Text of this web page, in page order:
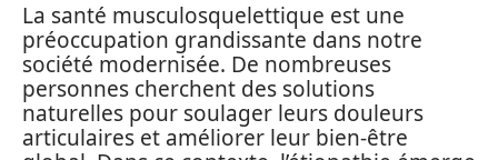
La santé musculosquelettique est une
préoccupation grandissante dans notre
société modernisée. De nombreuses
personnes cherchent des solutions
naturelles pour soulager leurs douleurs
articulaires et améliorer leur bien-être